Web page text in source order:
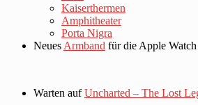
Kaiserthermen
Amphitheater
Porta Nigra
Neues Armband für die Apple Watch
Warten aufUncharted – The Lost